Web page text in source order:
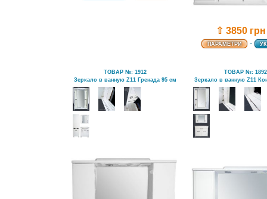
⇧ 3850
ПАРАМЕТРИ -
ТОВАР №: 1912
Зеркало в ванную Z11 Гренада 95 см
ТОВАР №: 1892
Зеркало в ванную Z11